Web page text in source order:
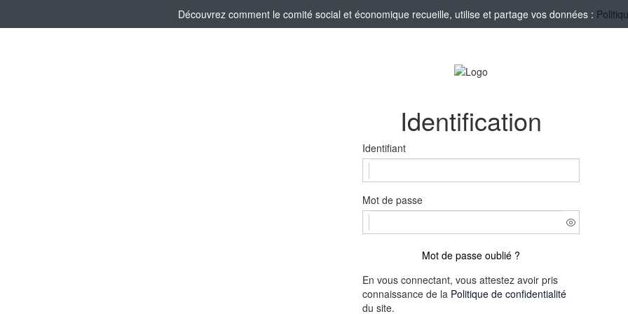
Découvrez comment le comité social et économique recueille, utilise et partage vos données :
Identification
Identifiant
Mot de passe
Mot de passe oublié ?
En vous connectant, vous attestez avoir pris
connaissance de la Politique de confidentialité
du site.